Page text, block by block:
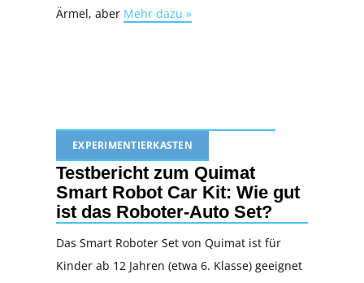
Ärmel, aber Mehr dazu »
EXPERIMENTIERKASTEN
Testbericht zum Quimat
Smart Robot Car Kit: Wie gut
ist das Roboter-Auto Set?
Das Smart Roboter Set von Quimat ist für
Kinder ab 12 Jahren (etwa 6. Klasse) geeignet